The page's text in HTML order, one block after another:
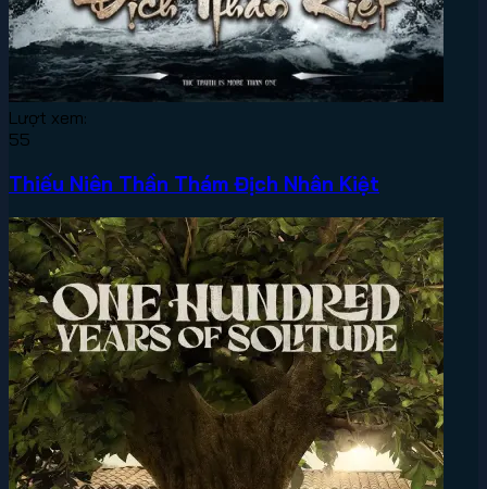
Lượt xem:
55
Thiếu Niên Thần Thám Địch Nhân Kiệt